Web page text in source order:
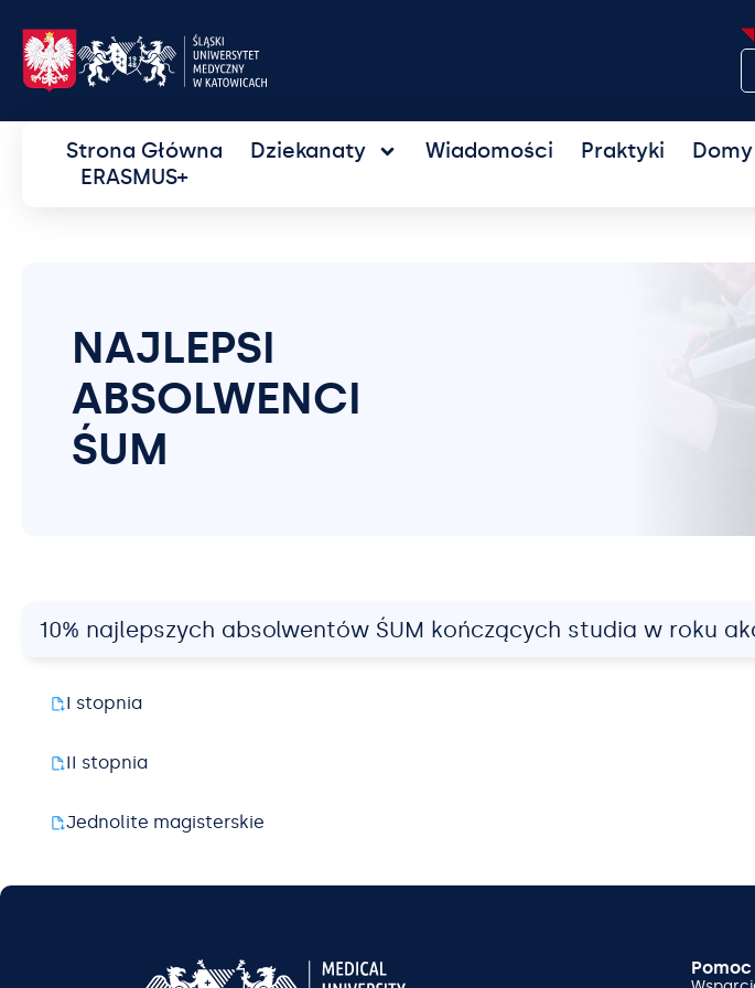
Strona Główna Dziekanaty Wiadomości Praktyki
ERASMUS+
NAJLEPSI
ABSOLWENCI
ŚUM
10% najlepszych absolwentów ŚUM kończących studia w roku
I stopnia
II stopnia
Jednolite magisterskie
Pomoc